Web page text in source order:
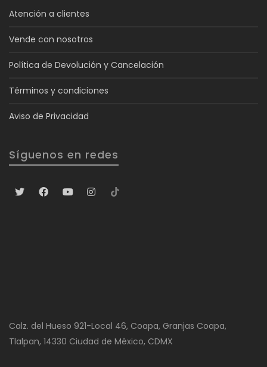
Atención a clientes
Vende con nosotros
Política de Devolución y Cancelación
Términos y condiciones
Aviso de Privacidad
Síguenos en redes
Calz. del Hueso 921-Local 46, Coapa, Granjas Coapa,
Tlalpan, 14330 Ciudad de México, CDMX